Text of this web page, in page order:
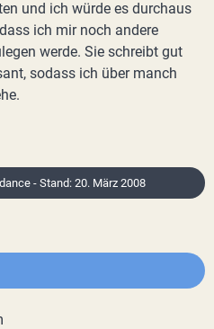
und ich würde es durchaus
ich mir noch andere
werde. Sie schreibt gut
sodass ich über manch
- Stand: 20. März 2008